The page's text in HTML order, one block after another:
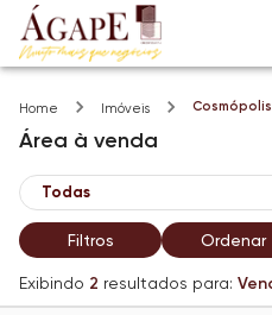
Home Imóveis
Área à venda
Filtros Ordenar
Exibindo 2 resultados para: